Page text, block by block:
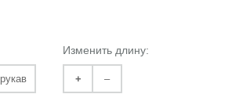
рукав
Изменить длину:
+ –